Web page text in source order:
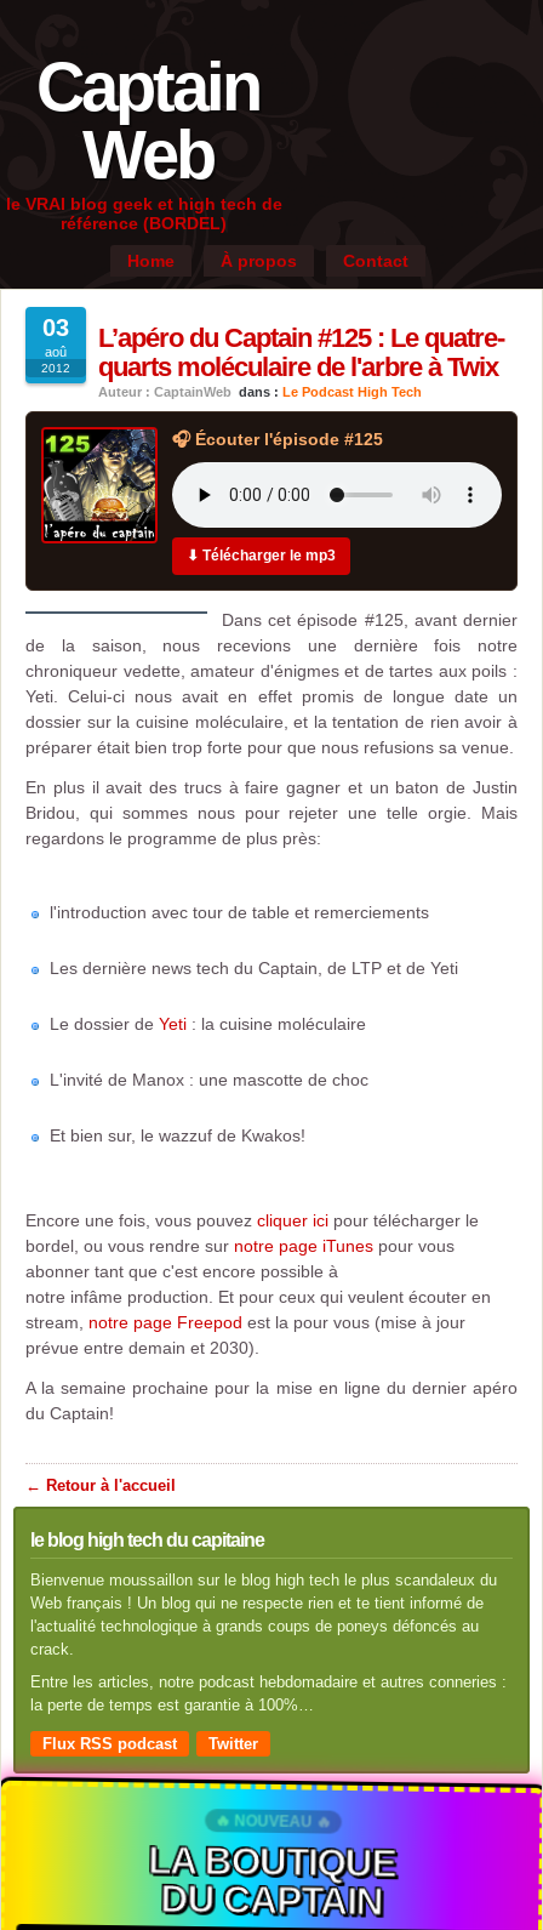
Captain
Web
le VRAI blog geek et high tech de
référence (BORDEL)
Home
À propos Contact
03
aoû
2012
L’apéro du Captain #125 : Le quatre-
quarts moléculaire de l'arbre à Twix
Auteur : CaptainWeb dans : Le Podcast High Tech
🎧 Écouter l'épisode #125
⬇ Télécharger le mp3
Dans cet épisode #125, avant dernier
de la saison, nous recevions une dernière fois notre
chroniqueur vedette, amateur d'énigmes et de tartes aux poils :
Yeti. Celui-ci nous avait en effet promis de longue date un
dossier sur la cuisine moléculaire, et la tentation de rien avoir à
préparer était bien trop forte pour que nous refusions sa venue.
En plus il avait des trucs à faire gagner et un baton de Justin
Bridou, qui sommes nous pour rejeter une telle orgie. Mais
regardons le programme de plus près:
l'introduction avec tour de table et remerciements
Les dernière news tech du Captain, de LTP et de Yeti
Le dossier de Yeti : la cuisine moléculaire
L'invité de Manox : une mascotte de choc
Et bien sur, le wazzuf de Kwakos!
Encore une fois, vous pouvez cliquer ici pour télécharger le
bordel, ou vous rendre sur notre page iTunes pour vous
abonner tant que c'est encore possible à
notre infâme production. Et pour ceux qui veulent écouter en
stream, notre page Freepod est la pour vous (mise à jour
prévue entre demain et 2030).
A la semaine prochaine pour la mise en ligne du dernier apéro
du Captain!
← Retour à l'accueil
le blog high tech du capitaine
Bienvenue moussaillon sur le blog high tech le plus scandaleux du
Web français ! Un blog qui ne respecte rien et te tient informé de
l'actualité technologique à grands coups de poneys défoncés au
crack.
Entre les articles, notre podcast hebdomadaire et autres conneries :
la perte de temps est garantie à 100%…
Flux RSS podcast Twitter
🔥 NOUVEAU 🔥
LA BOUTIQUE
DU CAPTAIN